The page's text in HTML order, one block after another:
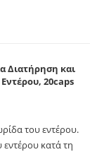
Διατήρηση και
20caps
του εντέρου.
εντέρου κατά τη